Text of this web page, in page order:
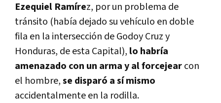
Ezequiel Ramírez, por un problema de
tránsito (había dejado su vehículo en doble
fila en la intersección de Godoy Cruz y
Honduras, de esta Capital), lo habría
amenazado con un arma y al forcejearcon
el hombre,se disparó a sí mismo
accidentalmente en la rodilla.